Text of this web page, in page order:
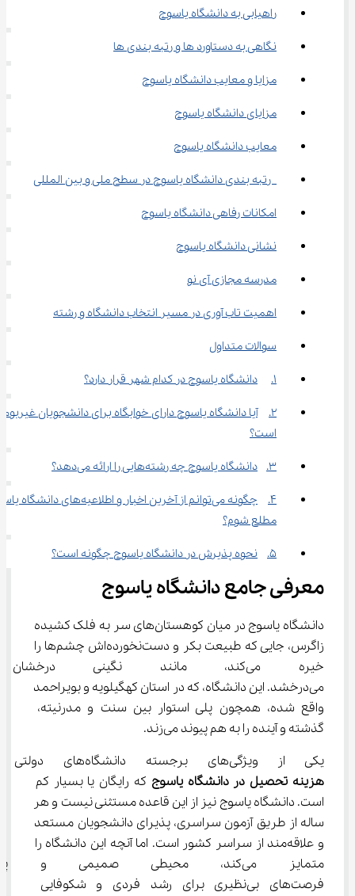
راهیابی به دانشگاه یاسوج
نگاهی به دستاورد ها و رتبه ‌بندی ‌ها
مزایا و معایب دانشگاه یاسوج
مزایای دانشگاه یاسوج
معایب دانشگاه یاسوج
رتبه‌ بندی دانشگاه یاسوج در سطح ملی و بین ‌المللی
امکانات رفاهی دانشگاه یاسوج
نشانی دانشگاه یاسوج
مدرسه مجازی آی نو
اهمیت تاب آوری در مسیر انتخاب دانشگاه و رشته
سوالات متداول
1.	دانشگاه یاسوج در کدام شهر قرار دارد؟
2.	آیا دانشگاه یاسوج دارای خوابگاه برای دانشجویان
است؟
3.	دانشگاه یاسوج چه رشته‌هایی را ارائه می‌دهد؟
4.	چگونه می‌توانم از آخرین اخبار و اطلاعیه‌های
مطلع شوم؟
5.	نحوه پذیرش در دانشگاه یاسوج چگونه است؟
معرفی جامع دانشگاه یاسوج
دانشگاه یاسوج در میان کوهستان‌های سر به فلک کشیده
زاگرس، جایی که طبیعت بکر و دست‌نخورده‌اش چشم‌ها را
خیره می‌کند، مانند نگینی
می‌درخشد. این دانشگاه، که در استان کهگیلویه و بویراحمد
واقع شده، همچون پلی استوار بین سنت و مدرنیته،
گذشته و آینده را به هم پیوند می‌زند.
یکی از ویژگی‌های برجسته دانشگاه‌های دولتی در ایران،
هزینه تحصیل در دانشگاه یاسوج که رایگان یا بسیار کم
است. دانشگاه یاسوج نیز از این قاعده مستثنی نیست و هر
ساله از طریق آزمون سراسری، پذیرای دانشجویان مستعد
و علاقه‌مند از سراسر کشور است. اما آنچه این دانشگاه را
متمایز می‌کند، محیطی
فرصت‌های بی‌نظیری برای رشد فردی و شکوفایی